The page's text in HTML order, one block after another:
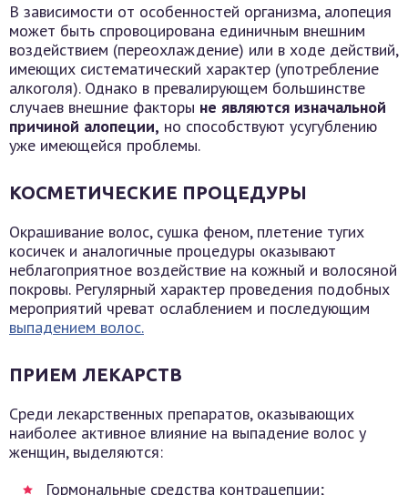
В зависимости от особенностей организма, алопеция
может быть спровоцирована единичным внешним
воздействием (переохлаждение) или в ходе действий,
имеющих систематический характер (употребление
алкоголя). Однако в превалирующем большинстве
случаев внешние факторы не являются изначальной
причиной алопеции, но способствуют усугублению
уже имеющейся проблемы.
КОСМЕТИЧЕСКИЕ ПРОЦЕДУРЫ
Окрашивание волос, сушка феном, плетение тугих
косичек и аналогичные процедуры оказывают
неблагоприятное воздействие на кожный и волосяной
покровы. Регулярный характер проведения подобных
мероприятий чреват ослаблением и последующим
выпадением волос.
ПРИЕМ ЛЕКАРСТВ
Среди лекарственных препаратов, оказывающих
наиболее активное влияние на выпадение волос у
женщин, выделяются:
Гормональные средства контрацепции;